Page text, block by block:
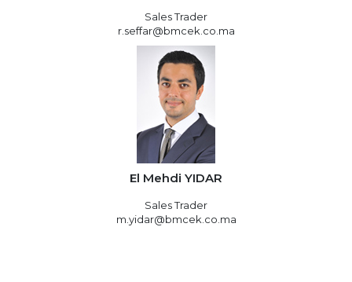
Sales Trader
r.seffar@bmcek.co.ma
El Mehdi YIDAR
Sales Trader
m.yidar@bmcek.co.ma